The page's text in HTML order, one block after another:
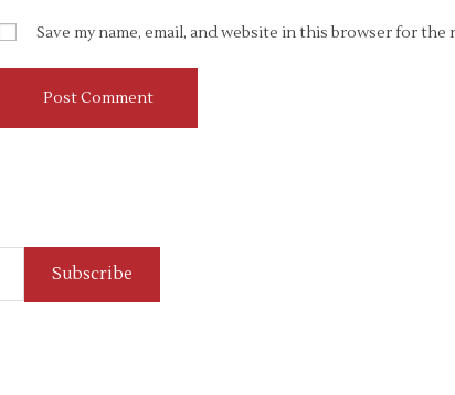
Save my name, email, and website in this browser for